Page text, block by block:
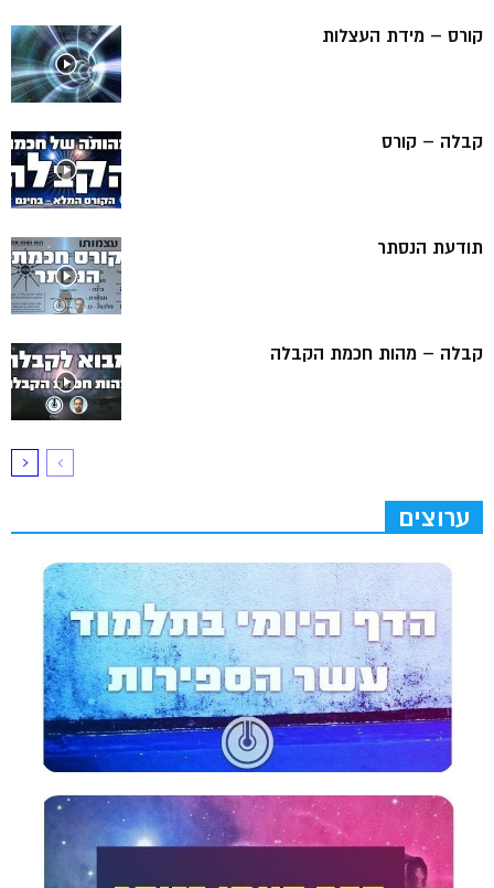
קורס – מידת העצלות
קבלה – קורס
תודעת הנסתר
קבלה – מהות חכמת הקבלה
ערוצים